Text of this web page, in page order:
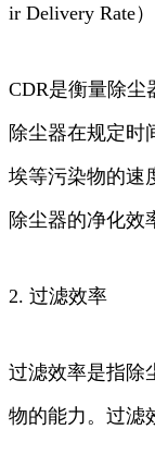
ir Delivery Rate）
CDR是衡量除尘
除尘器在规定时
埃等污染物的速
除尘器的净化效
2. 过滤效率
过滤效率是指除
物的能力。过滤